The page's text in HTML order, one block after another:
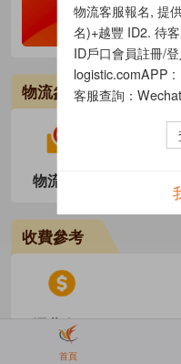
物流參考
物流追蹤
收費參考
運費介紹
物流客服報名, 提
名)+越豐 ID2. 待
ID戶口會員註冊/
logistic.comAPP :
客服查詢：
首頁